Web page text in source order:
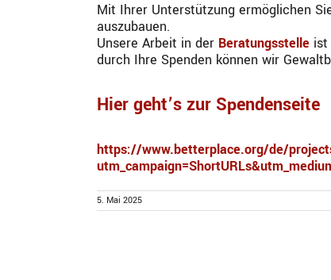
Mit Ihrer Unterstützung ermöglichen
auszubauen.
Unsere Arbeit in der Beratungsstelle ist
durch Ihre Spenden können wir
Hier geht’s zur Spendenseite
https://www.betterplace.org/de/
5. Mai 2025